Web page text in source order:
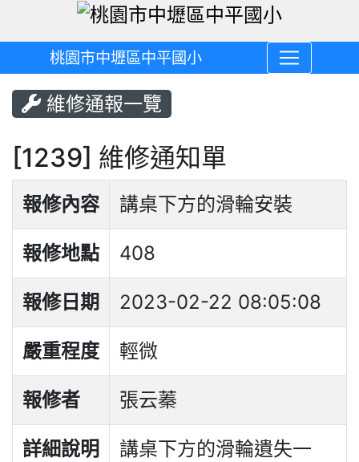
桃園市中壢區中平國小
維修通報一覽
[1239] 維修通知單
報修內容 講桌下方的滑輪安裝
報修地點 408
報修日期 2023-02-22 08:05:08
嚴重程度 輕微
報修者 張云蓁
詳細說明
講桌下方的滑輪遺失一